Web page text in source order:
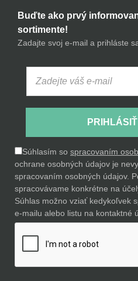
Buďte ako prvý
sortimente!
Zadajte svoj e-mail a prihláste
Súhlasím so spracovaním
ochrane osobných údajov je
spracovaním osobných údajov.
spracovávame konkrétne na
Súhlas možno vziať kedykoľvek
e-mailu alebo listu na kontaktné